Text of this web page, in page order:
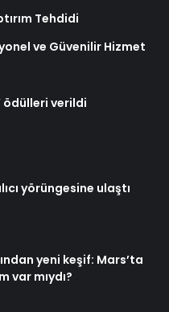
Tehdidi
ve Güvenilir Hizmet
ödülleri verildi
yörüngesine ulaştı
yeni keşif: Mars’ta
var mıydı?